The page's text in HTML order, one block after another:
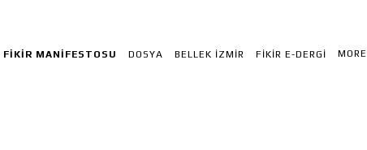
FİKİR MANIFESTOSU DOSYA BELLEK İZMIR FİKİR E-DERGI MORE